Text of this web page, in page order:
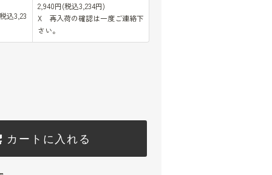
込3,23
2,940円(税込3,234円)
X 再入荷の確認は一度ご連絡下
さい。
カートに入れる